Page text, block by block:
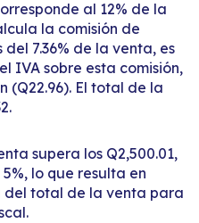
al 12% de la
la comisión de
7.36% de la venta, es
IVA sobre esta comisión,
(Q22.96). El total de la
supera los Q2,500.01,
lo que resulta en
del total de la venta para